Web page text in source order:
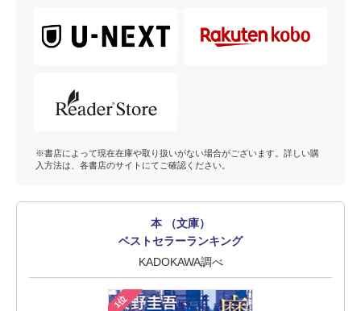
※書店によって現在在庫や取り扱いがない場合がございます。詳しい購
入方法は、各書店のサイトにてご確認ください。
本 （文庫）
ベストセラーランキング
KADOKAWA調べ
1位